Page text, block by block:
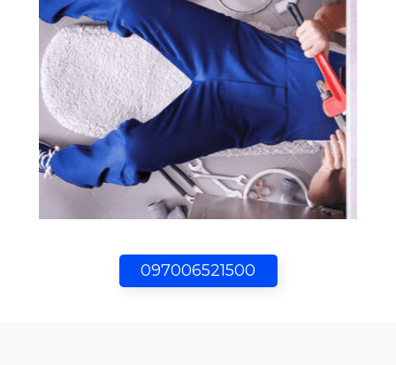
097006521500